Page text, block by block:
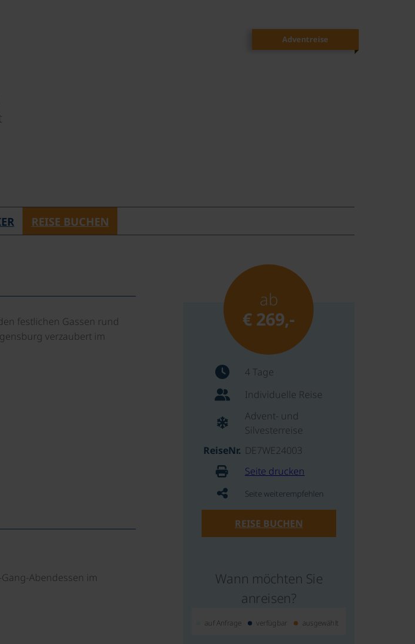
Adventreise
REISE BUCHEN
festlichen Gassen rund
verzaubert im
Abendessen im
ab
€ 269,-
4 Tage
Individuelle Reise
Advent- und
Silvesterreise
ReiseNr. DE7WE24003
Seite drucken
Seite weiterempfehlen
REISE BUCHEN
Wann möchten Sie
anreisen?
auf Anfrage verfügbar ausgewählt